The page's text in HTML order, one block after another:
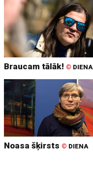
Braucam tālāk! © DIENA
Noasa šķirsts © DIENA